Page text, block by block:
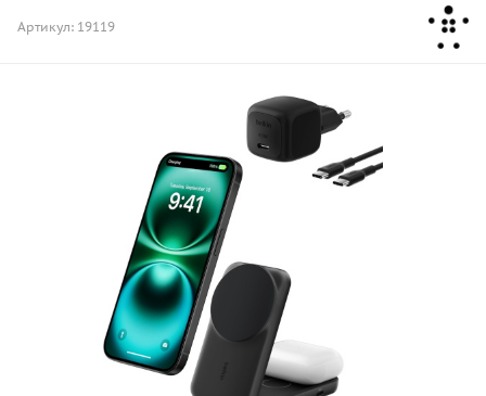
Артикул: 19119